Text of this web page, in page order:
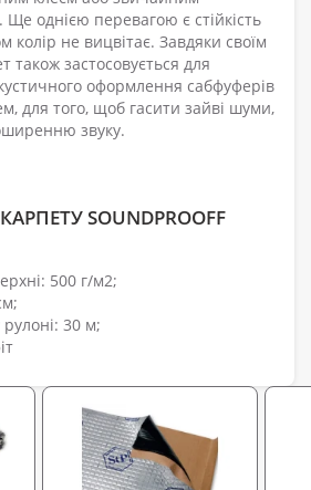
однією перевагою є стійкість
колір не вицвітає. Завдяки своїм
також застосовується для
оформлення сабфуферів
для того, щоб гасити зайві шуми,
звуку.
SOUNDPROOFF
500 г/м2;
рулоні: 30 м;